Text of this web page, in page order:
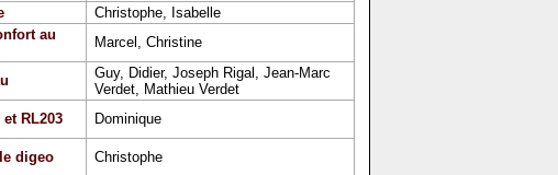
Christophe, Isabelle
au
Marcel, Christine
Guy, Didier, Joseph Rigal, Jean-Marc
Verdet, Mathieu Verdet
RL203
Dominique
digeo Christophe